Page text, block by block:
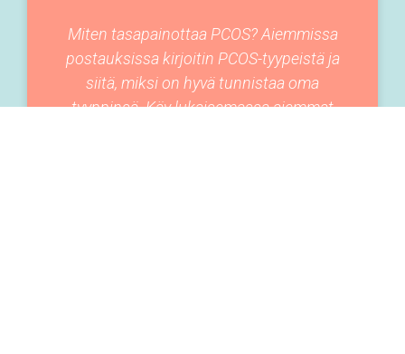
Miten tasapainottaa PCOS? Aiemmissa
postauksissa kirjoitin PCOS-tyypeistä ja
siitä, miksi on hyvä tunnistaa oma
tyyppinsä. Käy lukaisemassa aiemmat